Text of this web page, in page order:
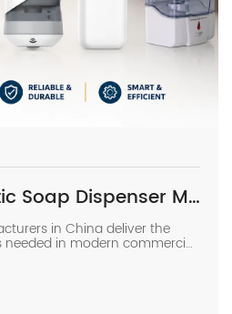
Top 10 Automatic Soap Dispenser Manufacturers in China
in China deliver the
in modern commercial
stands first and foremost. In
a failure of one sensor
and makes the floor
of suppliers depending